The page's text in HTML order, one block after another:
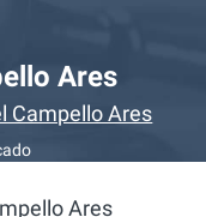
Ares
Campello Ares
Ares